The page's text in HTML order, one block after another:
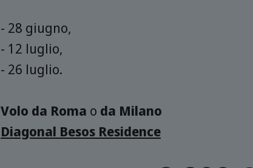
- 28 giugno,
- 12 luglio,
- 26 luglio.
Volo da Roma o da Milano
Diagonal Besos Residence